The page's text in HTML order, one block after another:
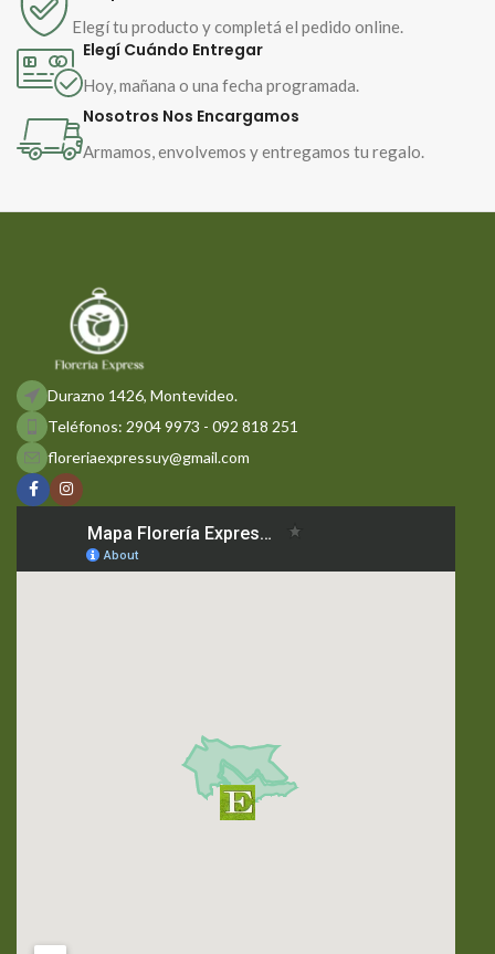
Elegí tu producto y completá el pedido online.
Elegí Cuándo Entregar
Hoy, mañana o una fecha programada.
Nosotros Nos Encargamos
Armamos, envolvemos y entregamos tu regalo.
Durazno 1426, Montevideo.
Teléfonos: 2904 9973 - 092 818 251
floreriaexpressuy@gmail.com